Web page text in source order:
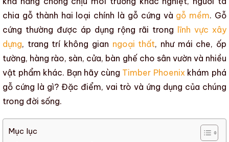
chia gỗ thành hai loại chính là gỗ cứng và gỗ mềm. Gỗ
cứng thường được áp dụng rộng rãi trong lĩnh vực xây
dựng, trang trí không gian ngoại thất, như mái che, ốp
tường, hàng rào, sàn, cửa, bàn ghế cho sân vườn và nhiều
vật phẩm khác. Bạn hãy cùng Timber Phoenix khám phá
gỗ cứng là gì? Đặc điểm, vai trò và ứng dụng của chúng
trong đời sống.
Mục lục